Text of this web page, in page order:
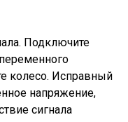
Подключите
колесо. Исправный
напряжение,
сигнала